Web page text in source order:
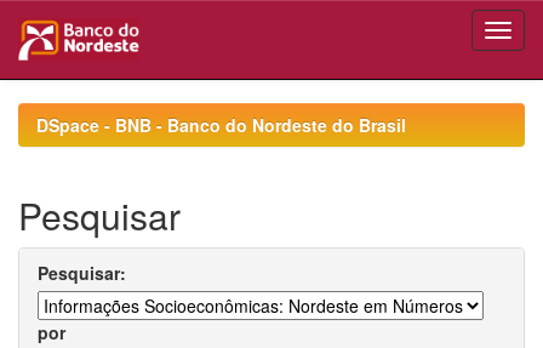
navigationDSpace - BNB - Banco do Nordeste do Brasil
Pesquisar
Pesquisar:
por